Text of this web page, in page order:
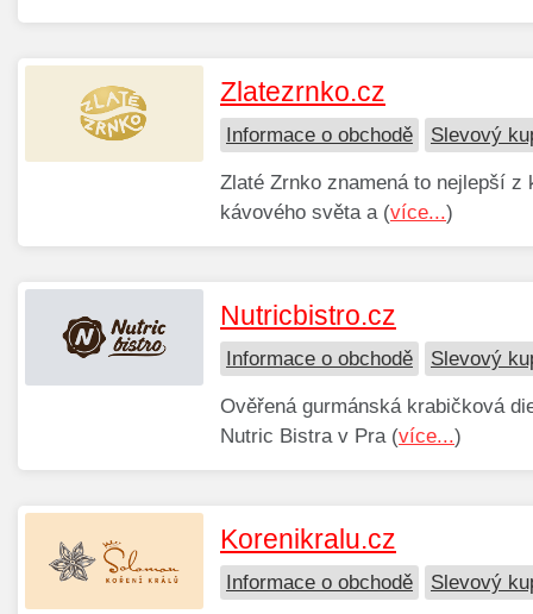
Zlatezrnko.cz
Informace o obchodě Slevový
Zlaté Zrnko znamená to nejlepší
kávového světa a (více...)
Nutricbistro.cz
Informace o obchodě Slevový
Ověřená gurmánská krabičková
Nutric Bistra v Pra (více...)
Korenikralu.cz
Informace o obchodě Slevový